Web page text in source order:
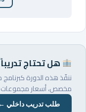
هل تحتاج
ننفّذ هذه الدورة
مخصص، أسعار مجموعات.
طلب تدريب داخلي ←